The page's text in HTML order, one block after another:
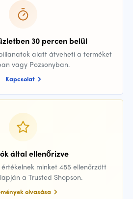
30 percen belül
alatt átveheti a terméket
vagy Pozsonyban.
Kapcsolat
által ellenőrizve
minket 485 ellenőrzött
a Trusted Shopson.
olvasása